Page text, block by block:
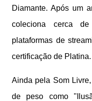
Diamante. Após um
coleciona cerca
plataformas de
certificação de Platina.
Ainda pela Som
de peso como